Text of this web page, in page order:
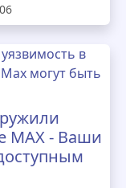
MAX - Ваши